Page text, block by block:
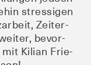
stres­si­gen
Zeit­er­
bevor­
mit Kili­an Frie­